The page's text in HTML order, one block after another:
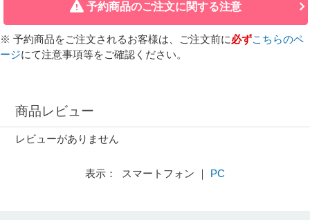
予約商品のご注文に関する注意
※ 予約商品をご注文されるお客様は、ご注文前に必ずこちらのペ
ージにて注意事項等をご確認ください。
商品レビュー
レビューがありません
表示： スマートフォン ｜ PC